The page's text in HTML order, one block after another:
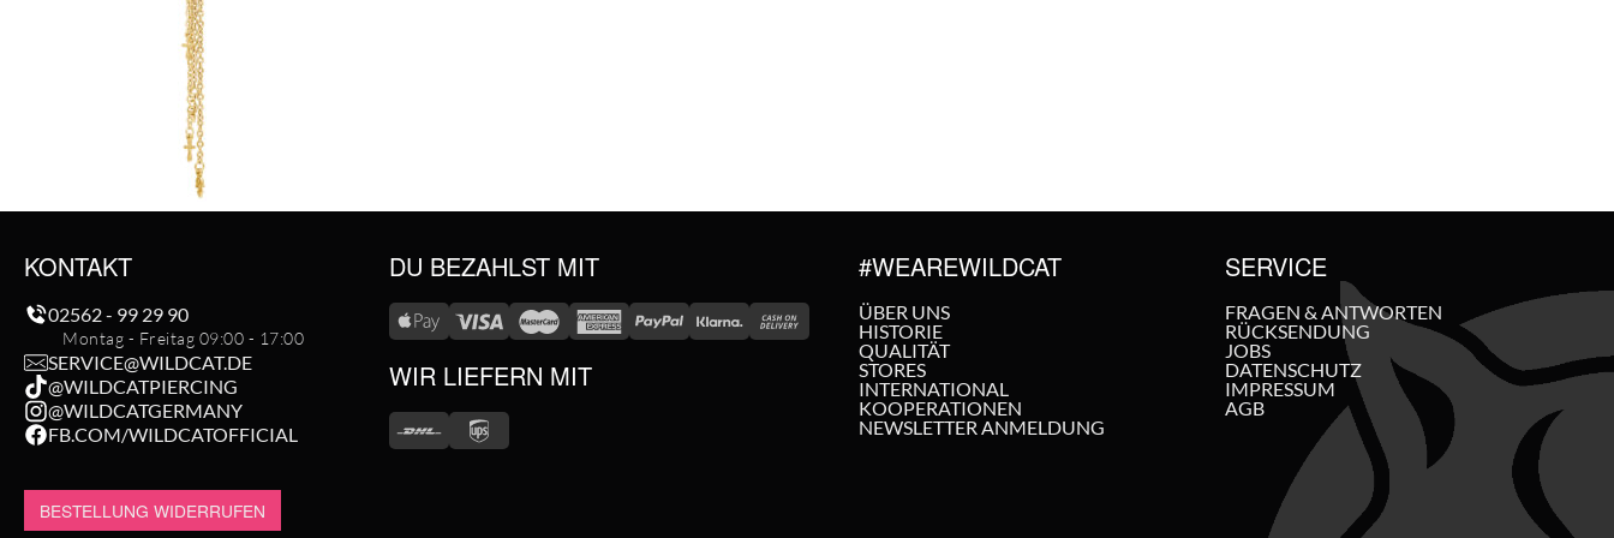
KONTAKT
02562 - 99 29 90
Montag - Freitag 09:00 - 17:00
SERVICE@WILDCAT.DE
@WILDCATPIERCING
@WILDCATGERMANY
FB.COM/WILDCATOFFICIAL
BESTELLUNG WIDERRUFEN
DU BEZAHLST MIT
WIR LIEFERN MIT
#WEAREWILDCAT
ÜBER UNS
HISTORIE
QUALITÄT
STORES
INTERNATIONAL
KOOPERATIONEN
NEWSLETTER ANMELDUNG
SERVICE
FRAGEN & ANTWORTEN
RÜCKSENDUNG
JOBS
DATENSCHUTZ
IMPRESSUM
AGB